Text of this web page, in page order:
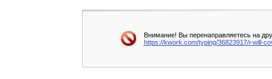
Внимание! Вы перенаправляетесь на
https://kwork.com/typing/36823917/i-will-